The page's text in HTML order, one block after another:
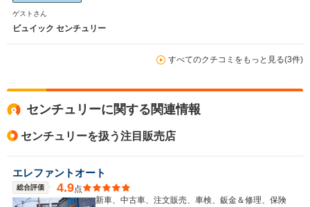
ゲストさん
ビュイック センチュリー
すべてのクチコミをもっと見る(3件)
センチュリーに関する関連情報
センチュリーを扱う注目販売店
エレファントオート
総合評価 4.9点
新車、中古車、注文販売、車検、鈑金＆修理、保険